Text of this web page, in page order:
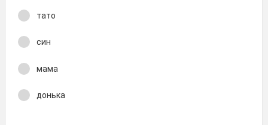
тато
син
мама
донька